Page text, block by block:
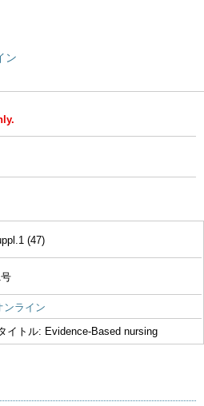
ン
(47)
ンライン
イトル: Evidence-Based nursing